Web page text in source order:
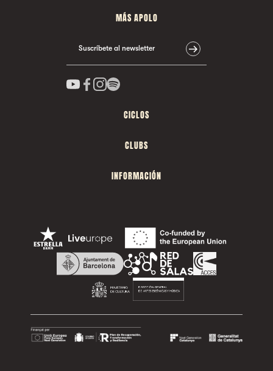
MÁS APOLO
Suscríbete al newsletter
CICLOS
CLUBS
INFORMACIÓN